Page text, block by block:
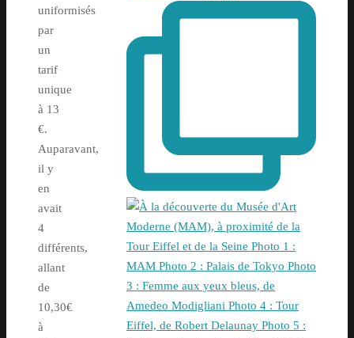
uniformisés
par
un
tarif
unique
à 13
€.
Auparavant,
il y
en
avait
4
différents,
allant
de
10,30€
à